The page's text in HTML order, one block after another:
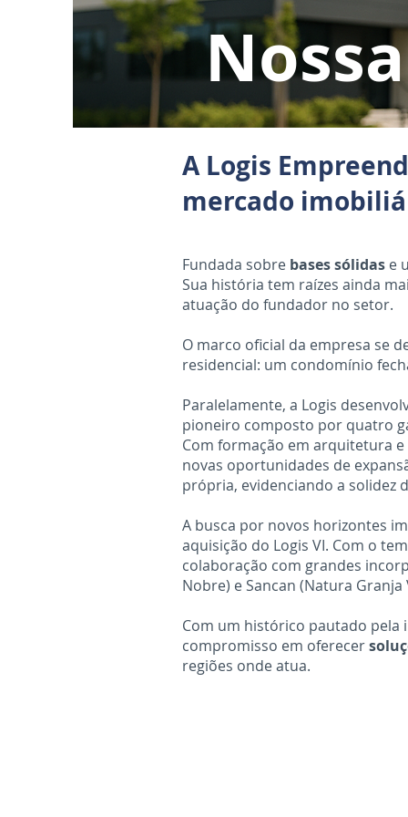
A Logis
mercado
Fundada sobre bases sólidas e
Sua história tem raízes ainda
atuação do fundador no setor.
O marco oficial da empresa se
residencial: um condomínio
Paralelamente, a Logis
pioneiro composto por quatro
Com formação em arquitetura
novas oportunidades de
própria, evidenciando a solidez
A busca por novos horizontes
aquisição do Logis VI. Com o
colaboração com grandes
Nobre) e Sancan (Natura Granja
Com um histórico pautado pela
compromisso em oferecer
regiões onde atua.